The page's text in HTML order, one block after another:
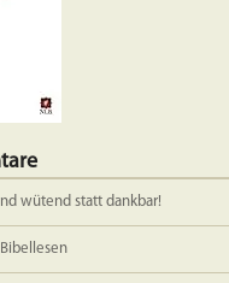
wütend statt dankbar!